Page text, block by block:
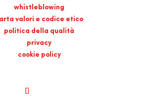
whistleblowing
valori e codice etico
politica della qualità
privacy
cookie policy